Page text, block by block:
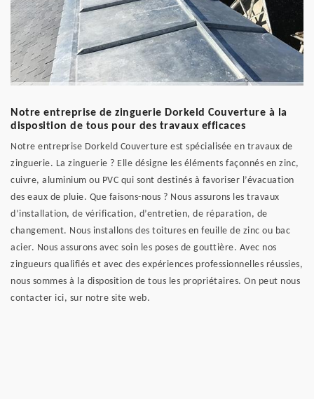
Notre entreprise de zinguerie Dorkeld Couverture à la
disposition de tous pour des travaux efficaces
Notre entreprise Dorkeld Couverture est spécialisée en travaux de
zinguerie. La zinguerie ? Elle désigne les éléments façonnés en zinc,
cuivre, aluminium ou PVC qui sont destinés à favoriser l’évacuation
des eaux de pluie. Que faisons-nous ? Nous assurons les travaux
d’installation, de vérification, d’entretien, de réparation, de
changement. Nous installons des toitures en feuille de zinc ou bac
acier. Nous assurons avec soin les poses de gouttière. Avec nos
zingueurs qualifiés et avec des expériences professionnelles réussies,
nous sommes à la disposition de tous les propriétaires. On peut nous
contacter ici, sur notre site web.